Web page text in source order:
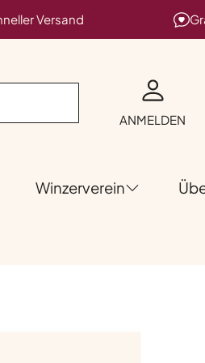
Versand
ANMELDEN
Winzerverein